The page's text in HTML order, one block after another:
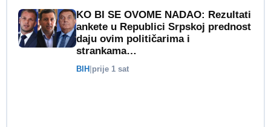
KO BI SE OVOME NADAO: Rezultati
ankete u Republici Srpskoj prednost
daju ovim političarima i
strankama…
BIH prije 1 sat